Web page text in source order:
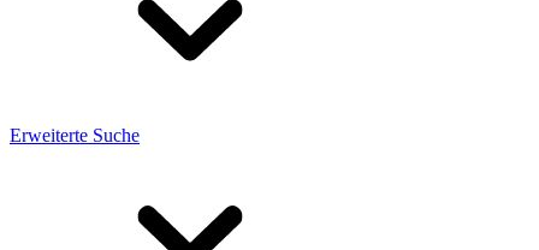
Erweiterte Suche